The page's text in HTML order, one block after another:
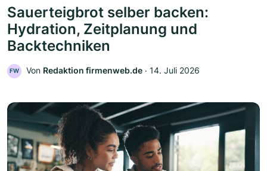
Sauerteigbrot selber backen:
Hydration, Zeitplanung und
Backtechniken
FW Von Redaktion firmenweb.de ‧ 14. Juli 2026